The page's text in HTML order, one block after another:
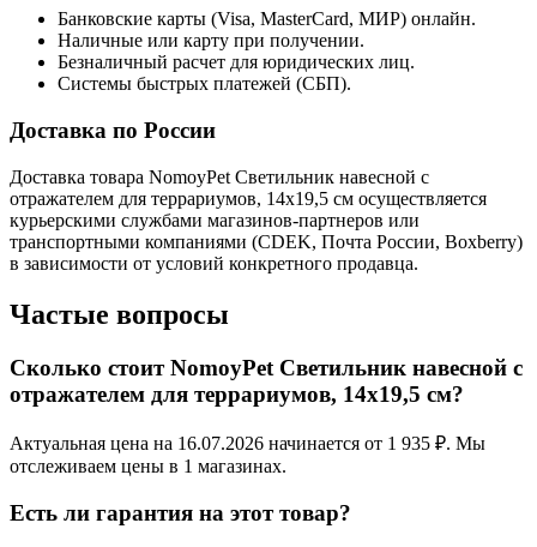
Банковские карты (Visa, MasterCard, МИР) онлайн.
Наличные или карту при получении.
Безналичный расчет для юридических лиц.
Системы быстрых платежей (СБП).
Доставка по России
Доставка товара NomoyPet Светильник навесной с
отражателем для террариумов, 14х19,5 см осуществляется
курьерскими службами магазинов-партнеров или
транспортными компаниями (CDEK, Почта России, Boxberry)
в зависимости от условий конкретного продавца.
Частые вопросы
Сколько стоит NomoyPet Светильник навесной с
отражателем для террариумов, 14х19,5 см?
Актуальная цена на 16.07.2026 начинается от 1 935 ₽. Мы
отслеживаем цены в 1 магазинах.
Есть ли гарантия на этот товар?